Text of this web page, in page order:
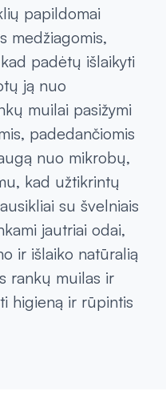
papildomai
medžiagomis,
padėtų išlaikyti
ją nuo
muilai pasižymi
padedančiomis
nuo mikrobų,
kad užtikrintų
su švelniais
jautriai odai,
ir išlaiko natūralią
rankų muilas ir
higieną ir rūpintis